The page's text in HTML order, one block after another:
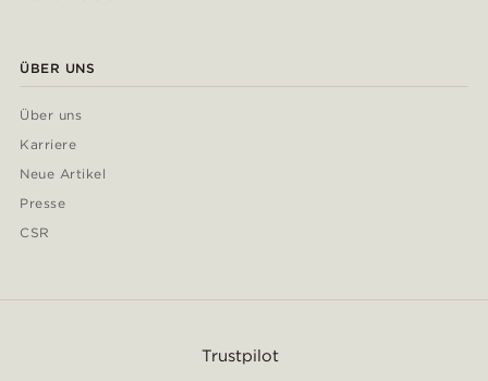
ÜBER UNS
Über uns
Karriere
Neue Artikel
Presse
CSR
Trustpilot